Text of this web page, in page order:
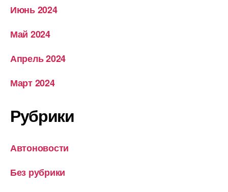
Июнь 2024
Май 2024
Апрель 2024
Март 2024
Рубрики
Автоновости
Без рубрики